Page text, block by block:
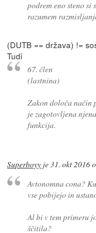
podrem eno steno si
razumem
(DUTB == država) !=
Tudi
67. člen
(lastnina)
Zakon določa način
je zagotovljena
funkcija.
Superboyy je31. okt 2016
Avtonomna cona?
vse pobijejo in
Al bi v tem primeru
ščitila?